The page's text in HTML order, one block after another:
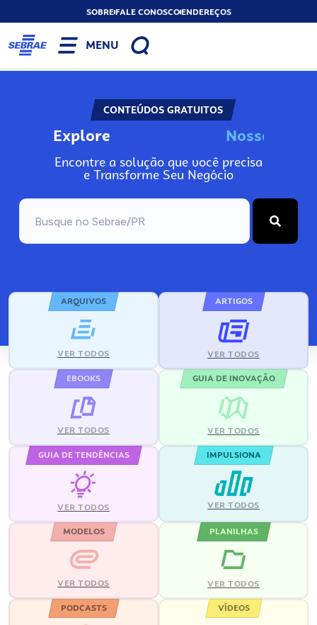
SOBREFALE CONOSCOENDEREÇOS
MENU
CONTEÚDOS GRATUITOS
Explore Noss
Encontre a solução que você precisa
e Transforme Seu Negócio
ARQUIVOS
VER TODOS
ARTIGOS
VER TODOS
EBOOKS
VER TODOS
GUIA DE INOVAÇÃO
VER TODOS
GUIA DE TENDÊNCIAS
VER TODOS
IMPULSIONA
VER TODOS
MODELOS
VER TODOS
PLANILHAS
VER TODOS
PODCASTS VÍDEOS